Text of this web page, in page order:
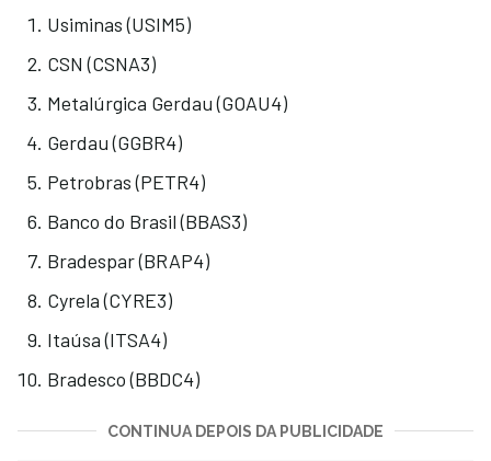
Usiminas (USIM5)
CSN (CSNA3)
Metalúrgica Gerdau (GOAU4)
Gerdau (GGBR4)
Petrobras (PETR4)
Banco do Brasil (BBAS3)
Bradespar (BRAP4)
Cyrela (CYRE3)
Itaúsa (ITSA4)
Bradesco (BBDC4)
CONTINUA DEPOIS DA PUBLICIDADE